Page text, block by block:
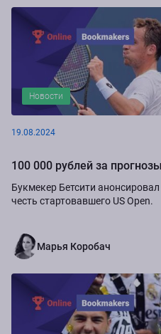
Новости
19.08.2024
100 000 рублей за
Букмекер Бетсити
честь стартовавшего US Open.
Марья Коробач